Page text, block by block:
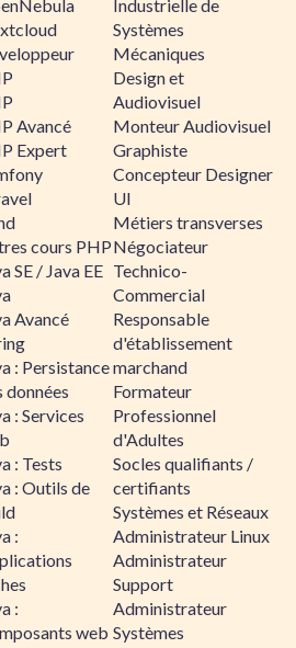
Avancé
Expert
cours PHP
SE / Java EE
Avancé
: Persistance
données
: Services
: Tests
: Outils de
:
:
web
Industrielle de
Systèmes
Mécaniques
Design et
Audiovisuel
Monteur Audiovisuel
Graphiste
Concepteur Designer
UI
Métiers transverses
Négociateur
Technico-
Commercial
Responsable
d'établissement
marchand
Formateur
Professionnel
d'Adultes
Socles qualifiants /
certifiants
Systèmes et Réseaux
Administrateur Linux
Administrateur
Support
Administrateur
Systèmes